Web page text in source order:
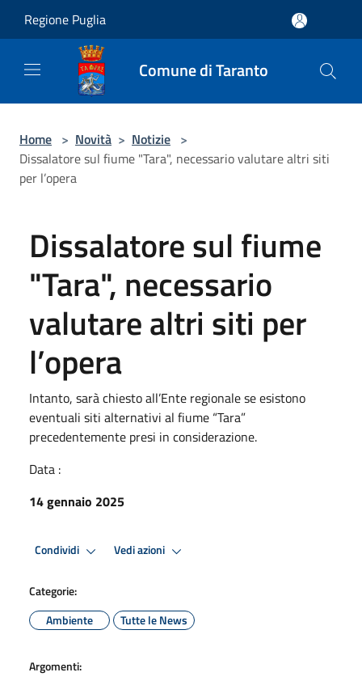
Regione Puglia
Comune di Taranto
Home > Novità > Notizie >
Dissalatore sul fiume "Tara", necessario valutare altri siti
per l’opera
Dissalatore sul fiume
"Tara", necessario
valutare altri siti per
l’opera
Intanto, sarà chiesto all’Ente regionale se esistono
eventuali siti alternativi al fiume “Tara”
precedentemente presi in considerazione.
Data :
14 gennaio 2025
Condividi Vedi azioni
Categorie:
Ambiente
Tutte le News
Argomenti: